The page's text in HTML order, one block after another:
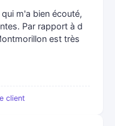
m'a bien écouté,
Par rapport à d
est très
client